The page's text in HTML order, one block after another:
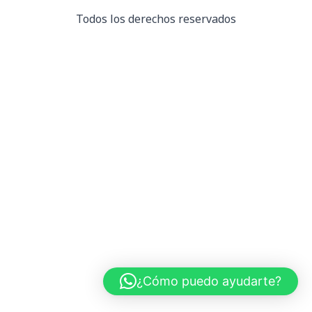
Todos los derechos reservados
¿Cómo puedo ayudarte?